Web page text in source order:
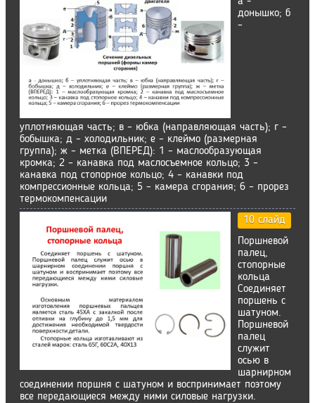
донышко; б
–
уплотняющая часть; в – юбка (направляющая часть); г –
бобышка; д – холодильник; е – клеймо (размерная
группа); ж – метка (ВПЕРЕД): 1 – маслообразующая
кромка; 2 – канавка под маслосъемное кольцо; 3 –
канавка под стопорное кольцо; 4 – канавки под
компрессионные кольца; 5 – камера сгорания; 6 – прорез
термокомпенсации
10 слайд
Поршневой
палец,
стопорные
кольца
Соединяет
поршень с
шатуном.
Поршневой
палец
служит
осью в
шарнирном
соединении поршня с шатуном и воспринимает поэтому
все передающиеся между ними силовые нагрузки.